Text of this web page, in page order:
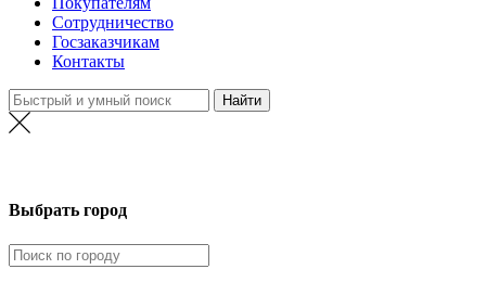
Сотрудничество
Госзаказчикам
Контакты
Выбрать город